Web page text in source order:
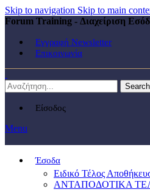
Skip to navigation Skip to main
Forum Training - Διαχείριση
Εγγραφή Newsletter
Επικοινωνία
Search
Είσοδος
Menu
Έσοδα
Ειδικό Τέλος
ΑΝΤΑΠΟΔΟΤΙΚΑ